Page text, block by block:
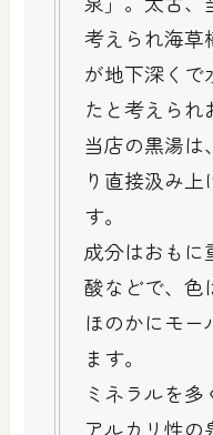
考えられ海草
が地下深くで
たと考えられ
当店の黒湯は
り直接汲み
す。
成分はおもに
酸などで、色
ほのかにモー
ます。
ミネラルを
アルカリ性の